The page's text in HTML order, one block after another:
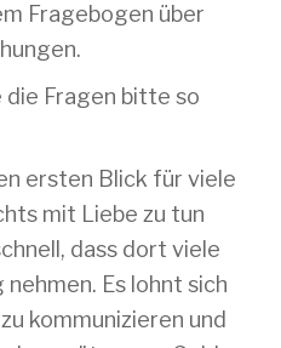
Fragebogen über
Fragen bitte so
ersten Blick für viele
mit Liebe zu tun
dass dort viele
Es lohnt sich
kommunizieren und